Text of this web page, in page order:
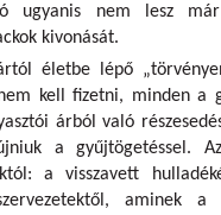
ugyanis nem lesz
kivonását.
életbe lépő
kell fizetni, minden a
árból való
a gyűjtögetéssel.
a visszavett
aminek